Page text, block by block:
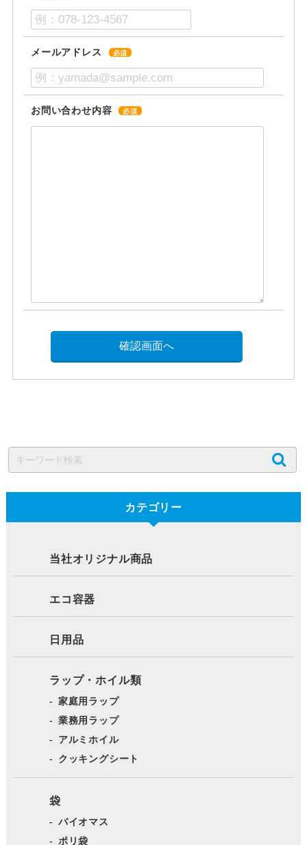
メールアドレス 必須
お問い合わせ内容 必須
カテゴリー
当社オリジナル商品
エコ容器
日用品
ラップ・ホイル類
家庭用ラップ
業務用ラップ
アルミホイル
クッキングシート
袋
バイオマス
ポリ袋